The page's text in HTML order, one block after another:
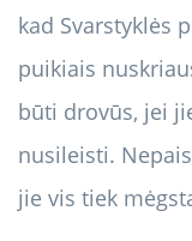
kad Svarstyklės
puikiais
būti drovūs, jei
nusileisti.
jie vis tiek